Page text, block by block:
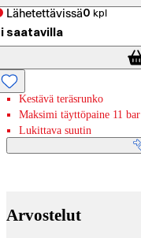
Lähetettävissä0 kpl
saatavilla
Kestävä teräsrunko
Maksimi täyttöpaine 11 bar
Lukittava suutin
Arvostelut